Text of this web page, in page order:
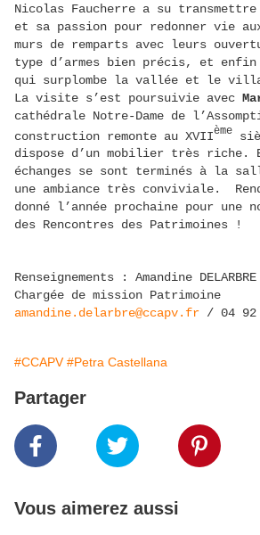
Nicolas Faucherre a su transmettre
et sa passion pour redonner vie
murs de remparts avec leurs
type d’armes bien précis, et
qui surplombe la vallée et le
La visite s’est poursuivie avec
cathédrale Notre-Dame de
construction remonte au XVIIème
dispose d’un mobilier très riche.
échanges se sont terminés à la
une ambiance très conviviale.
donné l’année prochaine pour une
des Rencontres des Patrimoines !
Renseignements : Amandine DELARBRE
Chargée de mission Patrimoine
amandine.delarbre@ccapv.fr / 04 92
#CCAPV #Petra Castellana
Partager
Vous aimerez aussi